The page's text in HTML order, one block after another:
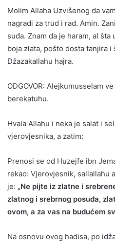
Molim Allaha Uzvišenog da
nagradi za trud i rad. Amin.
suđa. Znam da je haram, al
boja zlata, pošto dosta tanjira i
Džazakallahu hajra.
ODGOVOR: Alejkumusselam
berekatuhu.
Hvala Allahu i neka je salat i
vjerovjesnika, a zatim:
Prenosi se od Huzejfe ibn
rekao: Vjerovjesnik, sallallahu
je: „Ne pijte iz zlatne i
zlatnog i srebrnog posuđa,
ovom, a za vas na budućem
Na osnovu ovog hadisa, po